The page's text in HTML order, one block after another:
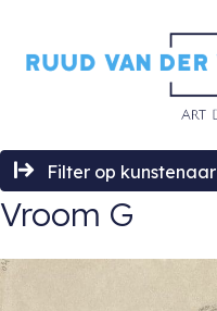
Filter op kunstenaar
Vroom G